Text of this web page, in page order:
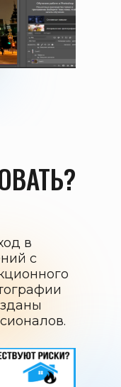
в
с